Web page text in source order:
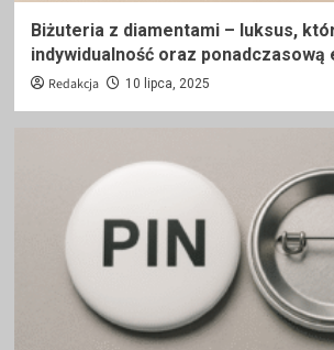
Biżuteria z diamentami – luksus,
indywidualność oraz ponadczasową
Redakcja 10 lipca, 2025